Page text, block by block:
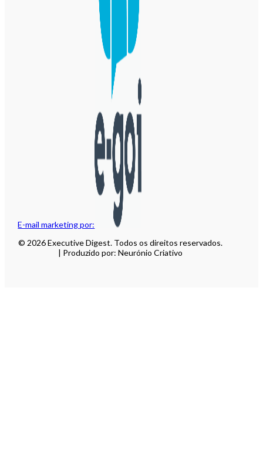
E-mail marketing por:
© 2026 Executive Digest. Todos os direitos reservados.
| Produzido por: Neurónio Criativo